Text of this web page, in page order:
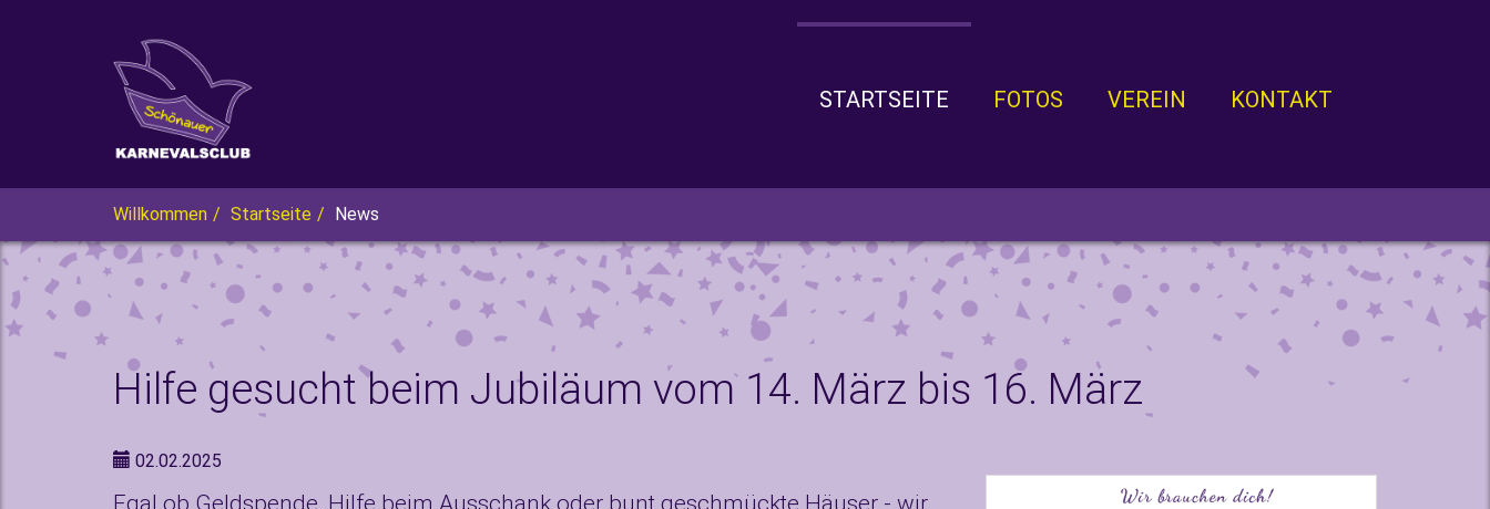
STARTSEITE FOTOS VEREIN KONTAKT
sind
hier:
Willkommen Startseite News
Hilfe gesucht beim Jubiläum vom 14. März bis 16. März
02.02.2025
Egal ob Geldspende, Hilfe beim Ausschank oder bunt geschmückte Häuser - wir